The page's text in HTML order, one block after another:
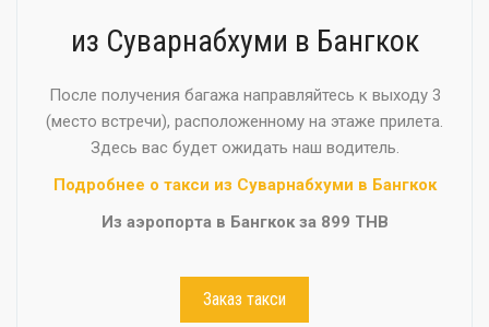
из Суварнабхуми в Бангкок
После получения багажа направляйтесь к выходу 3
(место встречи), расположенному на этаже прилета.
Здесь вас будет ожидать наш водитель.
Подробнее о такси из Суварнабхуми в Бангкок
Из аэропорта в Бангкок за 899 THB
Заказ такси